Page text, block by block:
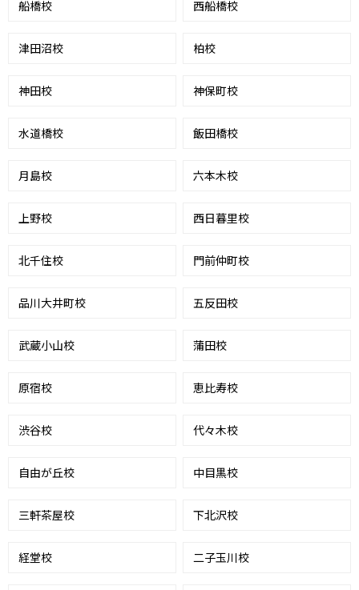
船橋校 西船橋校
津田沼校 柏校
神田校 神保町校
水道橋校 飯田橋校
月島校 六本木校
上野校 西日暮里校
北千住校 門前仲町校
品川大井町校 五反田校
武蔵小山校 蒲田校
原宿校 恵比寿校
渋谷校 代々木校
自由が丘校 中目黒校
三軒茶屋校 下北沢校
経堂校 二子玉川校